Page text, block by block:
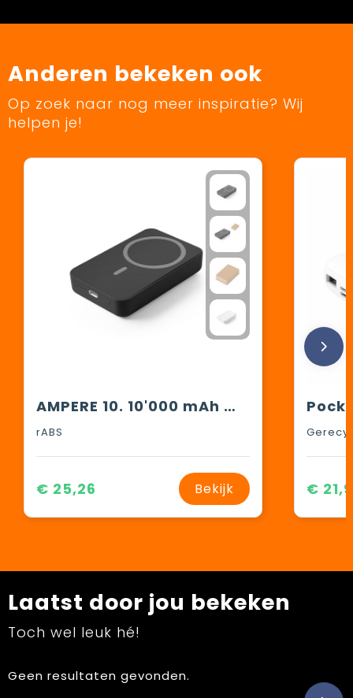
Anderen bekeken ook
Op zoek naar nog meer inspiratie? Wij
helpen je!
AMPERE 10. 10'000 mAh magnetische powerbank met 15W supersnelle draadloos oplader in gerecycled ABS (100% rABS)
rABS
€ 25,26 Bekijk €
Laatst door jou bekeken
Toch wel leuk hé!
Geen resultaten gevonden.